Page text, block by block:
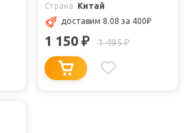
Страна
Китай
доставим 8.08 за 400₽
1 150 ₽ 1 495₽